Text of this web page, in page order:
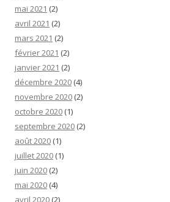
mai 2021 (2)
avril 2021 (2)
mars 2021 (2)
février 2021 (2)
janvier 2021 (2)
décembre 2020 (4)
novembre 2020 (2)
octobre 2020 (1)
septembre 2020 (2)
août 2020 (1)
juillet 2020 (1)
juin 2020 (2)
mai 2020 (4)
avril 2020 (2)